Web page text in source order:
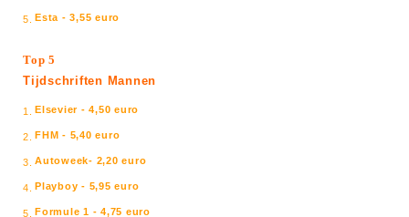
5. Esta - 3,55 euro
Top 5
Tijdschriften Mannen
1. Elsevier - 4,50 euro
2. FHM - 5,40 euro
3. Autoweek- 2,20 euro
4. Playboy - 5,95 euro
5. Formule 1 - 4,75 euro